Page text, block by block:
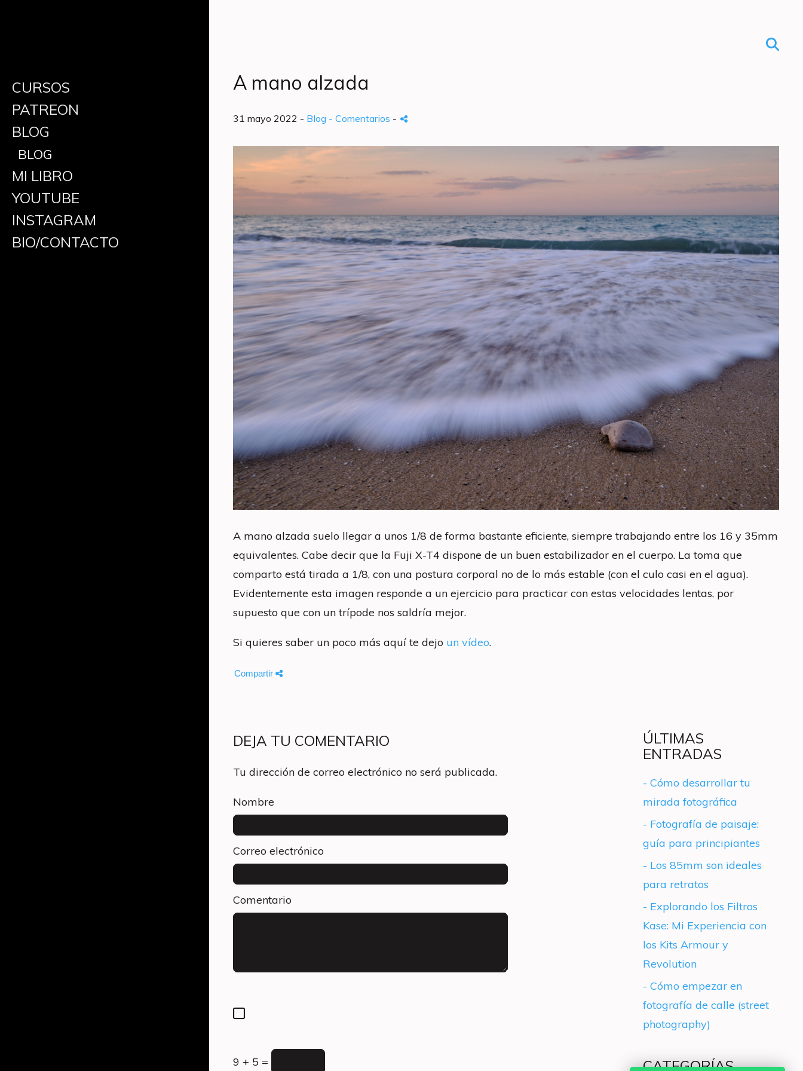
CURSOS
PATREON
BLOG
BLOG
MI LIBRO
YOUTUBE
INSTAGRAM
BIO/CONTACTO
A mano alzada
31 mayo 2022 - Blog - Comentarios -
A mano alzada suelo llegar a unos 1/8 de forma bastante eficiente, siempre trabajando entre los 16 y 35mm
equivalentes. Cabe decir que la Fuji X-T4 dispone de un buen estabilizador en el cuerpo. La toma que
comparto está tirada a 1/8, con una postura corporal no de lo más estable (con el culo casi en el agua).
Evidentemente esta imagen responde a un ejercicio para practicar con estas velocidades lentas, por
supuesto que con un trípode nos saldría mejor.
Si quieres saber un poco más aquí te dejo un vídeo.
Compartir
DEJA TU COMENTARIO
Tu dirección de correo electrónico no será publicada.
Nombre
Correo electrónico
Comentario
9 + 5 =
ÚLTIMAS
ENTRADAS
- Cómo desarrollar tu
mirada fotográfica
- Fotografía de paisaje:
guía para principiantes
- Los 85mm son ideales
para retratos
- Explorando los Filtros
Kase: Mi Experiencia con
los Kits Armour y
Revolution
- Cómo empezar en
fotografía de calle (street
photography)
CATEGORÍAS